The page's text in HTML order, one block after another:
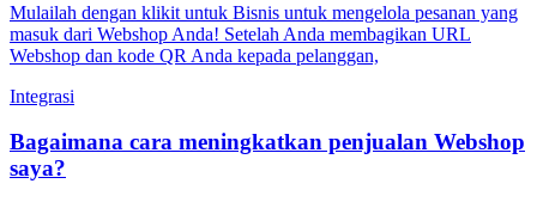
Mulailah dengan klikit untuk Bisnis untuk mengelola pesanan yang
masuk dari Webshop Anda! Setelah Anda membagikan URL
Webshop dan kode QR Anda kepada pelanggan,
Integrasi
Bagaimana cara meningkatkan penjualan Webshop
saya?